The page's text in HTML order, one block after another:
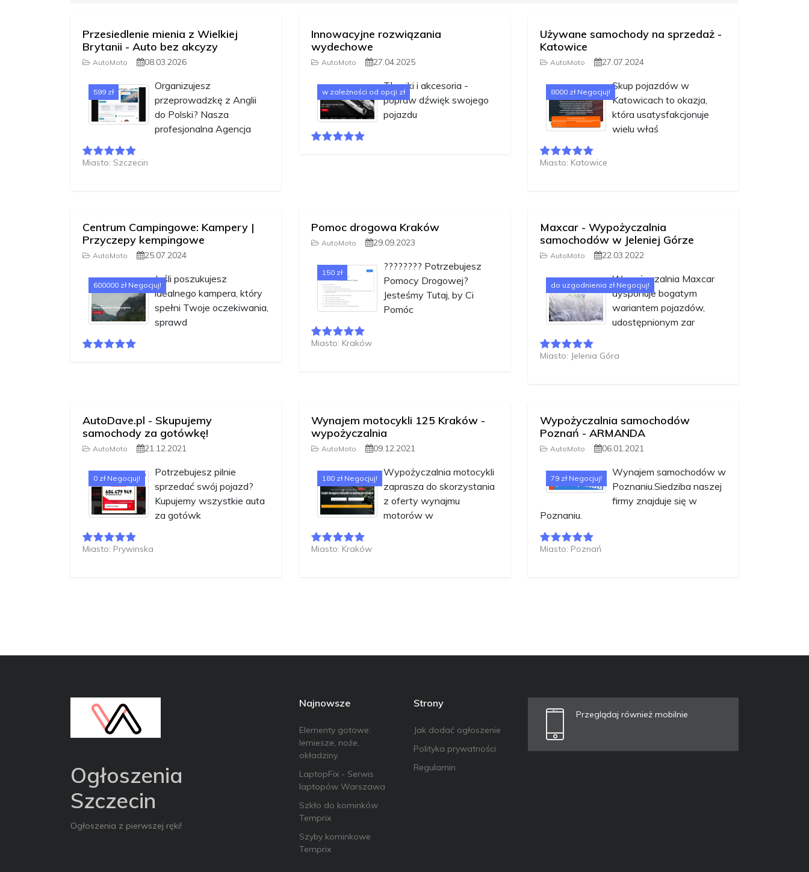
Przesiedlenie mienia z Wielkiej
Brytanii - Auto bez akcyzy
AutoMoto 08.03.2026
599 zł
Organizujesz
przeprowadzkę z Anglii
do Polski? Nasza
profesjonalna Agencja
Miasto: Szczecin
Innowacyjne rozwiązania
wydechowe
AutoMoto 27.04.2025
w zależności od opcji zł
Tłumiki i akcesoria -
popraw dźwięk swojego
pojazdu
Używane samochody na sprzedaż -
Katowice
AutoMoto 27.07.2024
8000 zł Negocjuj!
Skup pojazdów w
Katowicach to okazja,
która usatysfakcjonuje
wielu właś
Miasto: Katowice
Centrum Campingowe: Kampery |
Przyczepy kempingowe
AutoMoto 25.07.2024
600000 zł Negocjuj!
Jeśli poszukujesz
idealnego kampera, który
spełni Twoje oczekiwania,
sprawd
Pomoc drogowa Kraków
AutoMoto 29.09.2023
150 zł
????????️ Potrzebujesz
Pomocy Drogowej?
Jesteśmy Tutaj, by Ci
Pomóc
Miasto: Kraków
Maxcar - Wypożyczalnia
samochodów w Jeleniej Górze
AutoMoto 22.03.2022
do uzgodnienia zł Negocjuj!
Wypożyczalnia Maxcar
dysponuje bogatym
wariantem pojazdów,
udostępnionym zar
Miasto: Jelenia Góra
AutoDave.pl - Skupujemy
samochody za gotówkę!
AutoMoto 21.12.2021
0 zł Negocjuj!
Potrzebujesz pilnie
sprzedać swój pojazd?
Kupujemy wszystkie auta
za gotówk
Miasto: Prywinska
Wynajem motocykli 125 Kraków -
wypożyczalnia
AutoMoto 09.12.2021
180 zł Negocjuj!
Wypożyczalnia motocykli
zaprasza do skorzystania
z oferty wynajmu
motorów w
Miasto: Kraków
Wypożyczalnia samochodów
Poznań - ARMANDA
AutoMoto 06.01.2021
79 zł Negocjuj!
Wynajem samochodów w
Poznaniu.Siedziba naszej
firmy znajduje się w
Poznaniu.
Miasto: Poznań
Ogłoszenia
Szczecin
Ogłoszenia z pierwszej ręki!
Najnowsze
Elementy gotowe:
lemiesze, noże,
okładziny
LaptopFix - Serwis
laptopów Warszawa
Szkło do kominków
Temprix
Szyby kominkowe
Temprix
Strony
Jak dodać ogłoszenie
Polityka prywatności
Regulamin
Przeglądaj również mobilnie